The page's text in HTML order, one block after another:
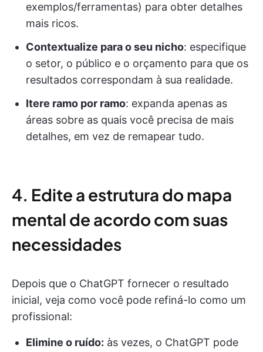
exemplos/ferramentas) para obter detalhes
mais ricos.
Contextualize para o seu nicho: especifique
o setor, o público e o orçamento para que os
resultados correspondam à sua realidade.
Itere ramo por ramo: expanda apenas as
áreas sobre as quais você precisa de mais
detalhes, em vez de remapear tudo.
4. Edite a estrutura do mapa
mental de acordo com suas
necessidades
Depois que o ChatGPT fornecer o resultado
inicial, veja como você pode refiná-lo como um
profissional:
Elimine o ruído: às vezes, o ChatGPT pode